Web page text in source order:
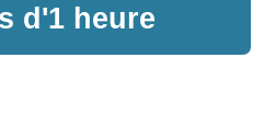
d'1 heure